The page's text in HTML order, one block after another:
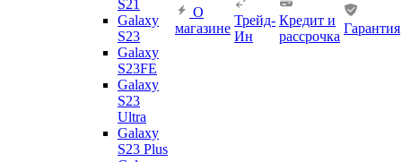
S21
Galaxy
S23
Galaxy
S23FE
Galaxy
S23
Ultra
Galaxy
S23 Plus
О
магазине
Трейд-
Ин
Кредит и
рассрочка
Гарантия